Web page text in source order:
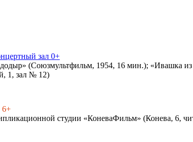
зал 0+
(Союзмультфильм, 1954, 16 мин.); «Ивашка
1, зал № 12)
6+
студии «КоневаФильм» (Конева, 6,